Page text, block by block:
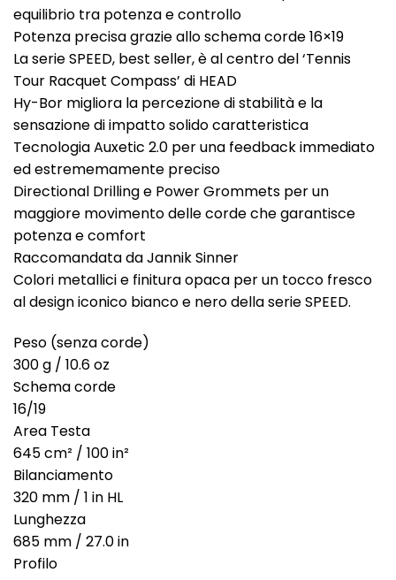
equilibrio tra potenza e controllo
Potenza precisa grazie allo schema corde 16×19
La serie SPEED, best seller, è al centro del ‘Tennis
Tour Racquet Compass’ di HEAD
Hy-Bor migliora la percezione di stabilità e la
sensazione di impatto solido caratteristica
Tecnologia Auxetic 2.0 per una feedback immediato
ed estrememamente preciso
Directional Drilling e Power Grommets per un
maggiore movimento delle corde che garantisce
potenza e comfort
Raccomandata da Jannik Sinner
Colori metallici e finitura opaca per un tocco fresco
al design iconico bianco e nero della serie SPEED.
Peso (senza corde)
300 g / 10.6 oz
Schema corde
16/19
Area Testa
645 cm² / 100 in²
Bilanciamento
320 mm / 1 in HL
Lunghezza
685 mm / 27.0 in
Profilo